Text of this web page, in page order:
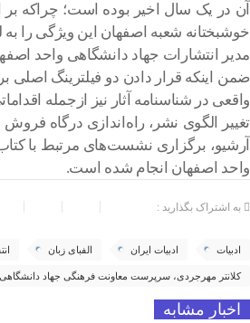
آن در یک سال اخیر بوده است؛ چراکه
خوشبختانه شعبه اصفهان این ویژگی را
مدیر انتشارات جهاد دانشگاهی واحد
ضمن اینکه قرار دادن دو فیلترینگ اصلی
واقعی در شناسنامه آثار نیز ازجمله
تغییر الگوی نشر، راه‌اندازی درگاه
واحد اصفهان انجام شده است.
به اشتراک بگذارید :
ادبیات ادبیات ایران الفبای زبان
کلانتر مهرجردی، سرپرست معاونت فرهنگی جهاد
اخبار مشابه